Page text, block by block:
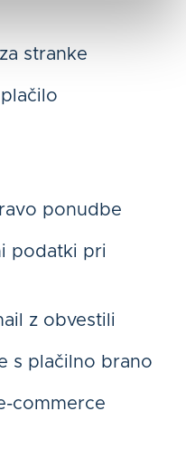
stranke
ponudbe
podatki pri
z obvestili
s plačilno brano
commerce